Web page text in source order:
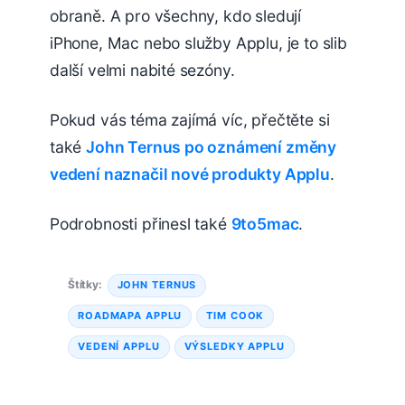
obraně. A pro všechny, kdo sledují
iPhone, Mac nebo služby Applu, je to slib
další velmi nabité sezóny.
Pokud vás téma zajímá víc, přečtěte si
takéJohn Ternus po oznámení změny
vedení naznačil nové produkty Applu.
Podrobnosti přinesl také 9to5mac.
Štítky: JOHN TERNUS
ROADMAPA APPLU TIM COOK
VEDENÍ APPLU VÝSLEDKY APPLU